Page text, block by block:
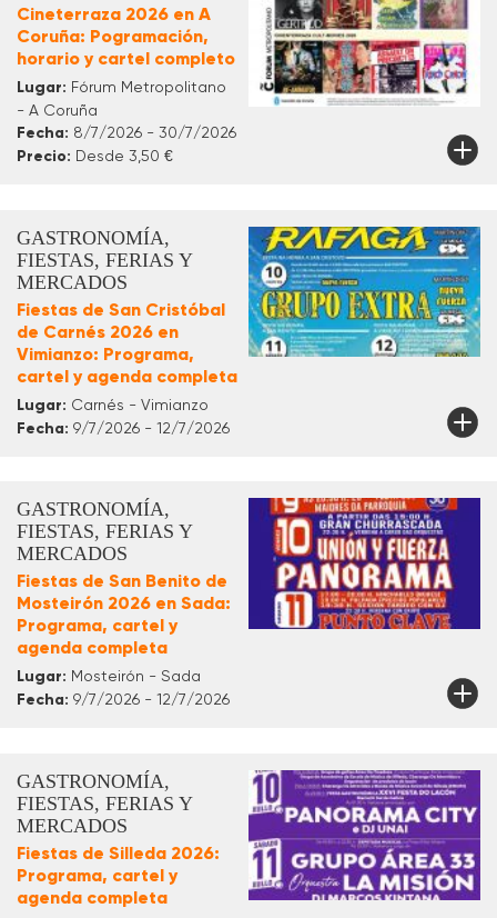
Cineterraza 2026 en A
Coruña: Pogramación,
horario y cartel completo
Lugar: Fórum Metropolitano
- A Coruña
Fecha: 8/7/2026 - 30/7/2026
Precio: Desde 3,50 €
GASTRONOMÍA,
FIESTAS, FERIAS Y
MERCADOS
Fiestas de San Cristóbal
de Carnés 2026 en
Vimianzo: Programa,
cartel y agenda completa
Lugar: Carnés - Vimianzo
Fecha: 9/7/2026 - 12/7/2026
GASTRONOMÍA,
FIESTAS, FERIAS Y
MERCADOS
Fiestas de San Benito de
Mosteirón 2026 en Sada:
Programa, cartel y
agenda completa
Lugar: Mosteirón - Sada
Fecha: 9/7/2026 - 12/7/2026
GASTRONOMÍA,
FIESTAS, FERIAS Y
MERCADOS
Fiestas de Silleda 2026:
Programa, cartel y
agenda completa